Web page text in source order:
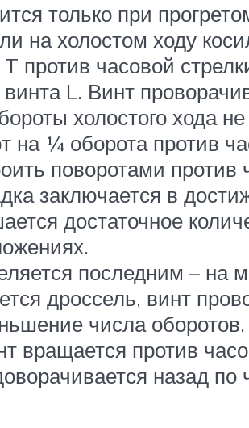
только при
на холостом ходу
против часовой
L. Винт
холостого хода
на ¼ оборота против
поворотами
заключается в
достаточное
последним – на
дроссель, винт
числа оборотов.
вращается против
назад по